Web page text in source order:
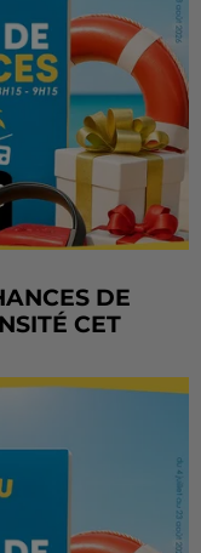
DE
CET
chance ? Ou vous
! Chaque